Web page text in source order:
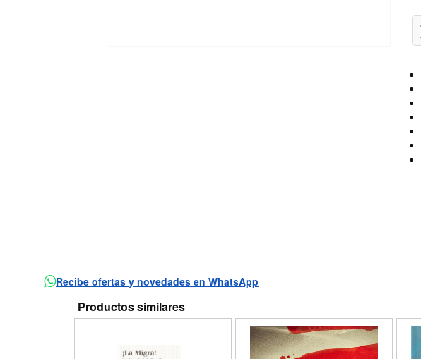
Recibe ofertas y novedades en WhatsApp
Productos similares